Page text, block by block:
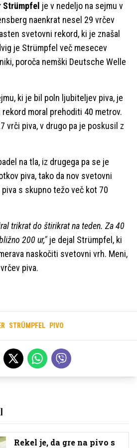
Strümpfel je v nedeljo na sejmu v
naenkrat nesel 29 vrčev
svetovni rekord, ki je znašal
je Strümpfel več mesecev
poroča nemški Deutsche Welle
ki je bil poln ljubiteljev piva, je
moral prehoditi 40 metrov.
vrči piva, v drugo pa je poskusil z
na tla, iz drugega pa se je
piva, tako da nov svetovni
s skupno težo več kot 70
trikrat do štirikrat na teden. Za 40
200 ur," je dejal Strümpfel, ki
naskočiti svetovni vrh. Meni,
piva.
STRÜMPFEL PIVO
Rekel je, da gre na pivo s